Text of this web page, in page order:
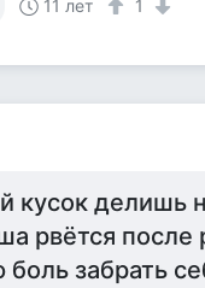
11 лет 1
кусок делишь
рвётся
забрать